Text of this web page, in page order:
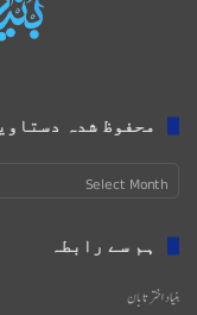
محفوظ شدہ
ہم سے رابطہ
بنیاد اختر تابان